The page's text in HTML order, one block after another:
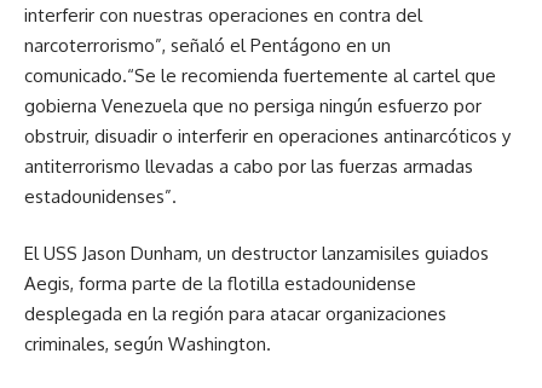
interferir con nuestras operaciones en contra del
narcoterrorismo”, señaló el Pentágono en un
comunicado.“Se le recomienda fuertemente al cartel que
gobierna Venezuela que no persiga ningún esfuerzo por
obstruir, disuadir o interferir en operaciones antinarcóticos y
antiterrorismo llevadas a cabo por las fuerzas armadas
estadounidenses”.
El USS Jason Dunham, un destructor lanzamisiles guiados
Aegis, forma parte de la flotilla estadounidense
desplegada en la región para atacar organizaciones
criminales, según Washington.